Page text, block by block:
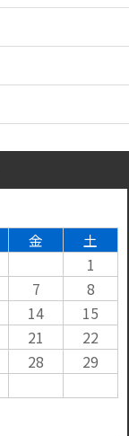
金
土
1
7
8
14
15
21
22
28
29